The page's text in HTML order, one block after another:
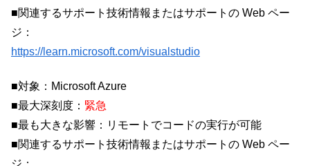
■関連するサポート技術情報またはサポートの Web ペー
ジ：
https://learn.microsoft.com/visualstudio
■対象：Microsoft Azure
■最大深刻度： 緊急
■最も大きな影響：リモートでコードの実行が可能
■関連するサポート技術情報またはサポートの Web ペー